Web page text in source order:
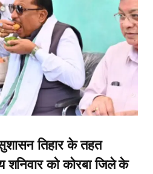
तिहार के तहत
शनिवार को कोरबा जिले के